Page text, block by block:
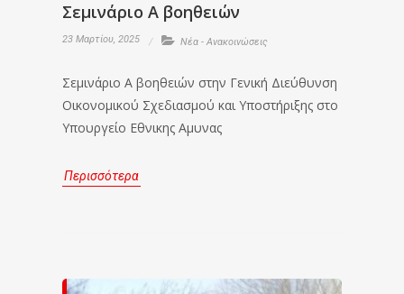
Σεμινάριο Α βοηθειών
23 Μαρτίου, 2025 Νέα - Ανακοινώσεις
Σεμινάριο Α βοηθειών στην Γενική Διεύθυνση
Οικονομικού Σχεδιασμού και Υποστήριξης στο
Υπουργείο Εθνικης Αμυνας
Περισσότερα